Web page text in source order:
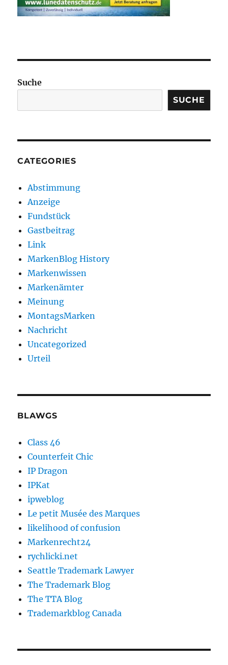
Suche
SUCHE
CATEGORIES
Abstimmung
Anzeige
Fundstück
Gastbeitrag
Link
MarkenBlog History
Markenwissen
Markenämter
Meinung
MontagsMarken
Nachricht
Uncategorized
Urteil
BLAWGS
Class 46
Counterfeit Chic
IP Dragon
IPKat
ipweblog
Le petit Musée des Marques
likelihood of confusion
Markenrecht24
rychlicki.net
Seattle Trademark Lawyer
The Trademark Blog
The TTA Blog
Trademarkblog Canada